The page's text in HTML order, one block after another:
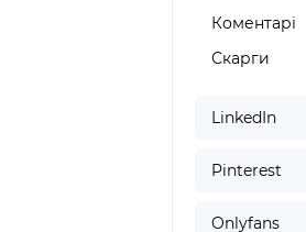
Коментарі
Скарги
LinkedIn
Pinterest
Onlyfans